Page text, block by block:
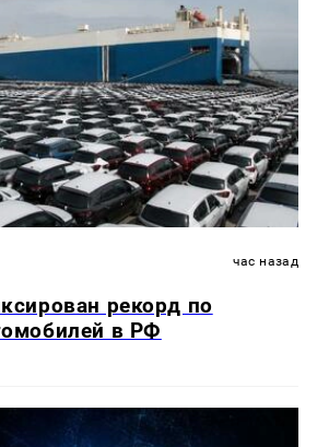
час назад
рекорд по
в РФ